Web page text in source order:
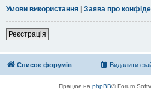
Умови використання | Заява про
Реєстрація
Список форумів Видалити
Працює на phpBB® Forum